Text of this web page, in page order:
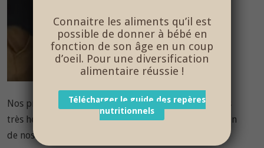
Nos produits locaux le sont vraiment ! Et nous étions
très heureux de présenter à la caméra de France 3 l’un
de nos précieux partenaires !
Connaitre les aliments qu’il est
possible de donner à bébé en
fonction de son âge en un coup
d’oeil. Pour une diversification
alimentaire réussie !
Télécharger le guide des repères
nutritionnels